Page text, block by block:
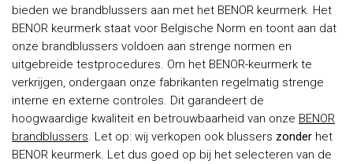
bieden we brandblussers aan met het BENOR keurmerk. Het
BENOR keurmerk staat voor Belgische Norm en toont aan dat
onze brandblussers voldoen aan strenge normen en
uitgebreide testprocedures. ​​Om het BENOR-keurmerk te
verkrijgen, ondergaan onze fabrikanten regelmatig strenge
interne en externe controles. Dit garandeert de
hoogwaardige kwaliteit en betrouwbaarheid van onze BENOR
brandblussers . Let op: wij verkopen ook blussers zonder het
BENOR keurmerk. Let dus goed op bij het selecteren van de